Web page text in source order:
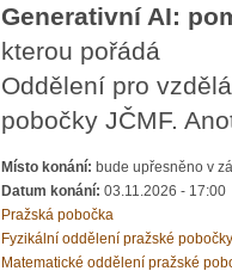
Generativní AI:
kterou pořádá
Oddělení pro
pobočky JČMF.
Místo konání: bude upřesněno v
Datum konání: 03.11.2026 - 17:00
Pražská pobočka
Fyzikální oddělení pražské pobočky
Matematické oddělení pražské